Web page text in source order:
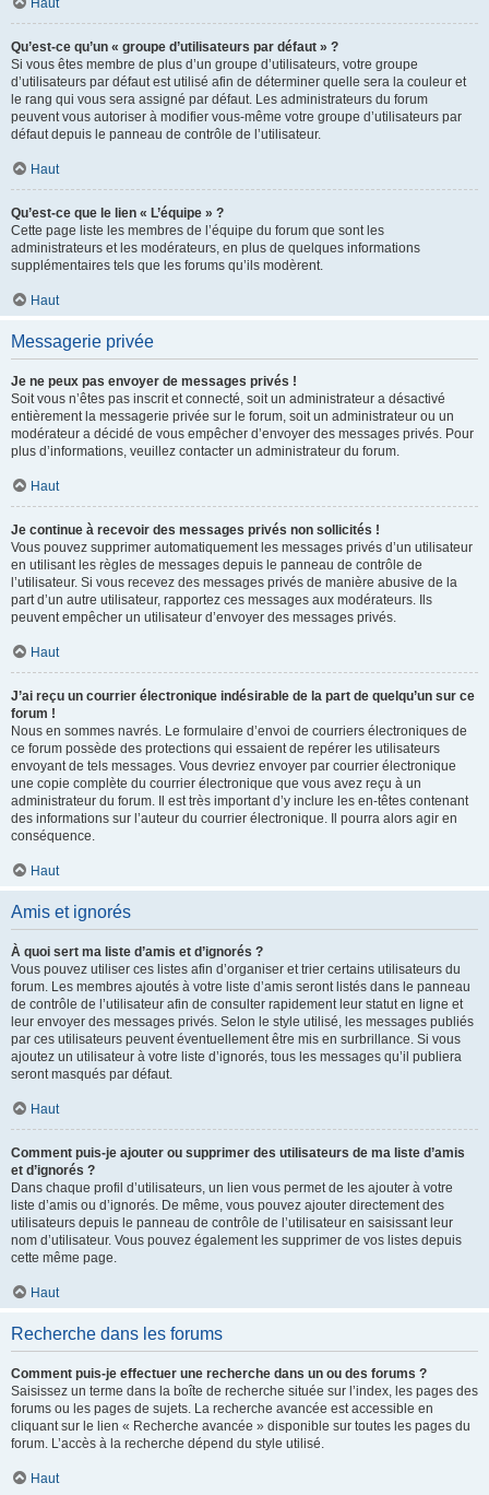
Haut
Qu’est-ce qu’un « groupe d’utilisateurs par défaut » ?
Si vous êtes membre de plus d’un groupe d’utilisateurs, votre groupe
d’utilisateurs par défaut est utilisé afin de déterminer quelle sera la couleur et
le rang qui vous sera assigné par défaut. Les administrateurs du forum
peuvent vous autoriser à modifier vous-même votre groupe d’utilisateurs par
défaut depuis le panneau de contrôle de l’utilisateur.
Haut
Qu’est-ce que le lien « L’équipe » ?
Cette page liste les membres de l’équipe du forum que sont les
administrateurs et les modérateurs, en plus de quelques informations
supplémentaires tels que les forums qu’ils modèrent.
Haut
Messagerie privée
Je ne peux pas envoyer de messages privés !
Soit vous n’êtes pas inscrit et connecté, soit un administrateur a désactivé
entièrement la messagerie privée sur le forum, soit un administrateur ou un
modérateur a décidé de vous empêcher d’envoyer des messages privés. Pour
plus d’informations, veuillez contacter un administrateur du forum.
Haut
Je continue à recevoir des messages privés non sollicités !
Vous pouvez supprimer automatiquement les messages privés d’un utilisateur
en utilisant les règles de messages depuis le panneau de contrôle de
l’utilisateur. Si vous recevez des messages privés de manière abusive de la
part d’un autre utilisateur, rapportez ces messages aux modérateurs. Ils
peuvent empêcher un utilisateur d’envoyer des messages privés.
Haut
J’ai reçu un courrier électronique indésirable de la part de quelqu’un sur ce
forum !
Nous en sommes navrés. Le formulaire d’envoi de courriers électroniques de
ce forum possède des protections qui essaient de repérer les utilisateurs
envoyant de tels messages. Vous devriez envoyer par courrier électronique
une copie complète du courrier électronique que vous avez reçu à un
administrateur du forum. Il est très important d’y inclure les en-têtes contenant
des informations sur l’auteur du courrier électronique. Il pourra alors agir en
conséquence.
Haut
Amis et ignorés
À quoi sert ma liste d’amis et d’ignorés ?
Vous pouvez utiliser ces listes afin d’organiser et trier certains utilisateurs du
forum. Les membres ajoutés à votre liste d’amis seront listés dans le panneau
de contrôle de l’utilisateur afin de consulter rapidement leur statut en ligne et
leur envoyer des messages privés. Selon le style utilisé, les messages publiés
par ces utilisateurs peuvent éventuellement être mis en surbrillance. Si vous
ajoutez un utilisateur à votre liste d’ignorés, tous les messages qu’il publiera
seront masqués par défaut.
Haut
Comment puis-je ajouter ou supprimer des utilisateurs de ma liste d’amis
et d’ignorés ?
Dans chaque profil d’utilisateurs, un lien vous permet de les ajouter à votre
liste d’amis ou d’ignorés. De même, vous pouvez ajouter directement des
utilisateurs depuis le panneau de contrôle de l’utilisateur en saisissant leur
nom d’utilisateur. Vous pouvez également les supprimer de vos listes depuis
cette même page.
Haut
Recherche dans les forums
Comment puis-je effectuer une recherche dans un ou des forums ?
Saisissez un terme dans la boîte de recherche située sur l’index, les pages des
forums ou les pages de sujets. La recherche avancée est accessible en
cliquant sur le lien « Recherche avancée » disponible sur toutes les pages du
forum. L’accès à la recherche dépend du style utilisé.
Haut